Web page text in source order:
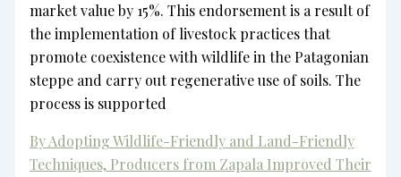
market value by 15%. This endorsement is a result of
the implementation of livestock practices that
promote coexistence with wildlife in the Patagonian
steppe and carry out regenerative use of soils. The
process is supported
By Adopting Wildlife-Friendly and Land-Friendly
Techniques, Producers from Zapala Improved Their